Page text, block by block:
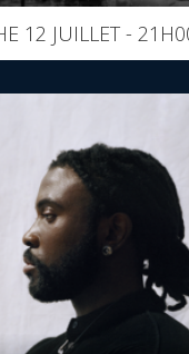
12 JUILLET -